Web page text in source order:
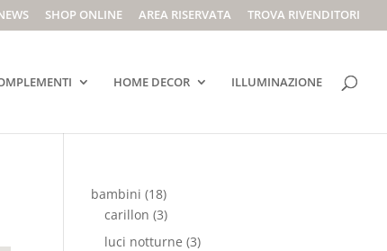
SHOP ONLINE AREA RISERVATA TROVA RIVENDITORI
HOME DECOR ILLUMINAZIONE
bambini (18)
carillon (3)
luci notturne (3)